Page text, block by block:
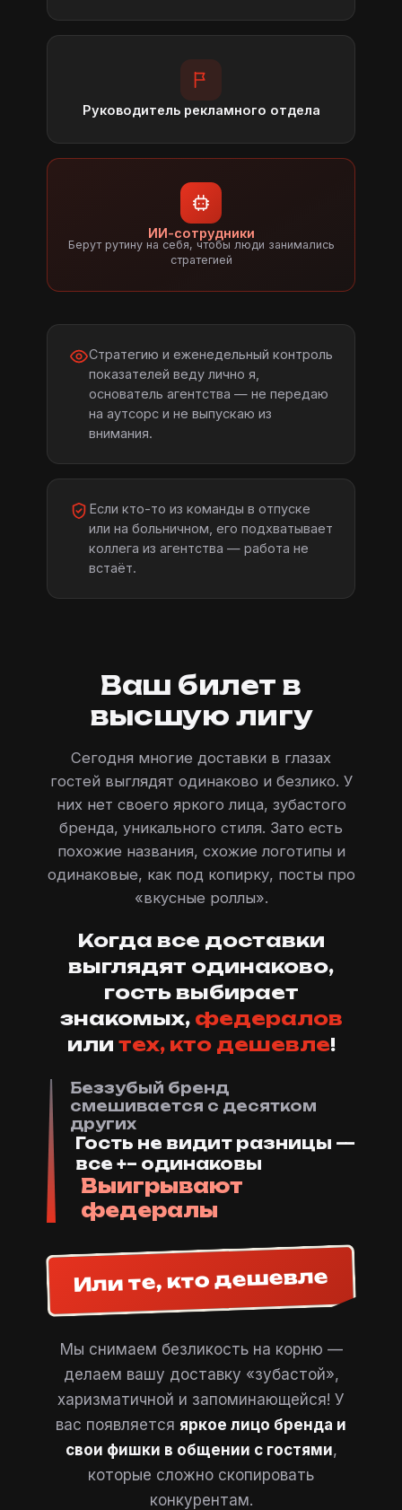
Руководитель рекламного отдела
ИИ-сотрудники
Берут рутину на себя, чтобы люди занимались
стратегией
Стратегию и еженедельный контроль
показателей веду лично я,
основатель агентства — не передаю
на аутсорс и не выпускаю из
внимания.
Если кто-то из команды в отпуске
или на больничном, его подхватывает
коллега из агентства — работа не
встаёт.
Ваш билет в
высшую лигу
Сегодня многие доставки в глазах
гостей выглядят одинаково и безлико. У
них нет своего яркого лица, зубастого
бренда, уникального стиля. Зато есть
похожие названия, схожие логотипы и
одинаковые, как под копирку, посты про
«вкусные роллы».
Когда все доставки
выглядят одинаково,
гость выбирает
знакомых, федералов
или тех, кто дешевле!
Беззубый бренд
смешивается с десятком
других
Гость не видит разницы —
все +– одинаковы
Выигрывают
федералы
Или те, кто дешевле
Мы снимаем безликость на корню —
делаем вашу доставку «зубастой»,
харизматичной и запоминающейся! У
вас появляется яркое лицо бренда и
свои фишки в общении с гостями,
которые сложно скопировать
конкурентам.